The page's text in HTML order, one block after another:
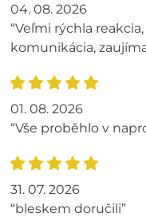
04. 08. 2026
“Veľmi rýchla
komunikácia,
01. 08. 2026
“Vše proběhlo v
31. 07. 2026
“bleskem doručili”